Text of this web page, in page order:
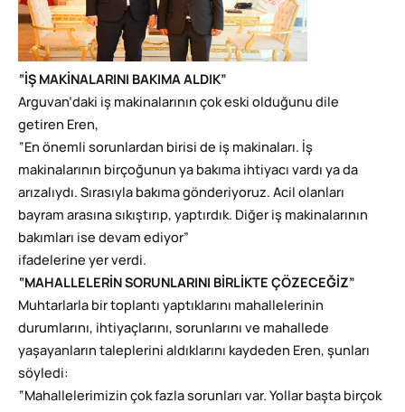
“İŞ MAKİNALARINI BAKIMA ALDIK”
Arguvan’daki iş makinalarının çok eski olduğunu dile
getiren Eren,
“En önemli sorunlardan birisi de iş makinaları. İş
makinalarının birçoğunun ya bakıma ihtiyacı vardı ya da
arızalıydı. Sırasıyla bakıma gönderiyoruz. Acil olanları
bayram arasına sıkıştırıp, yaptırdık. Diğer iş makinalarının
bakımları ise devam ediyor”
ifadelerine yer verdi.
“MAHALLELERİN SORUNLARINI BİRLİKTE ÇÖZECEĞİZ”
Muhtarlarla bir toplantı yaptıklarını mahallelerinin
durumlarını, ihtiyaçlarını, sorunlarını ve mahallede
yaşayanların taleplerini aldıklarını kaydeden Eren, şunları
söyledi:
“Mahallelerimizin çok fazla sorunları var. Yollar başta birçok